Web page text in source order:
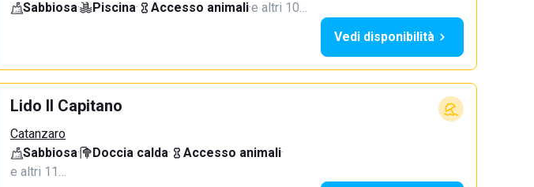
Sabbiosa· Piscina· Accesso animali·e altri 10…
Vedi disponibilità
Lido Il Capitano
Catanzaro
Sabbiosa· Doccia calda· Accesso animali·
e altri 11…